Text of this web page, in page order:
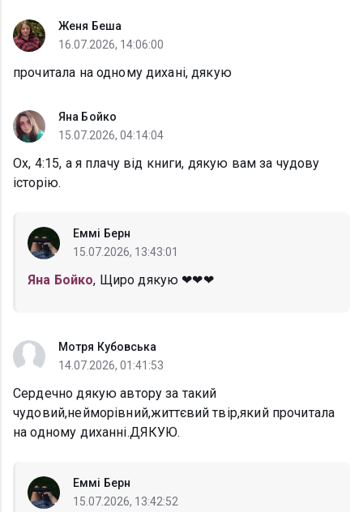
Женя Беша
16.07.2026, 14:06:00
прочитала на одному дихані, дякую
Яна Бойко
15.07.2026, 04:14:04
Ох, 4:15, а я плачу від книги, дякую вам за чудову
історію.
Еммі Берн
15.07.2026, 13:43:01
Яна Бойко, Щиро дякую ❤❤❤
Мотря Кубовська
14.07.2026, 01:41:53
Сердечно дякую автору за такий
чудовий,нейморівний,життєвий твір,який прочитала
на одному диханні.ДЯКУЮ.
Еммі Берн
15.07.2026, 13:42:52